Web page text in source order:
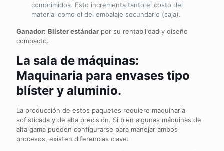
comprimidos. Esto incrementa tanto el costo del
material como el del embalaje secundario (caja).
Ganador: Blíster estándar por su rentabilidad y diseño
compacto.
La sala de máquinas:
Maquinaria para envases tipo
blíster y aluminio.
La producción de estos paquetes requiere maquinaria
sofisticada y de alta precisión. Si bien algunas máquinas de
alta gama pueden configurarse para manejar ambos
procesos, existen diferencias clave.